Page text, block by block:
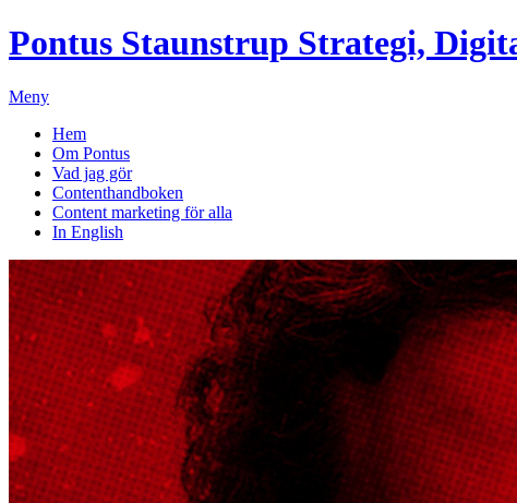
Pontus Staunstrup Strategi,
Meny
Hem
Om Pontus
Vad jag gör
Contenthandboken
Content marketing för alla
In English